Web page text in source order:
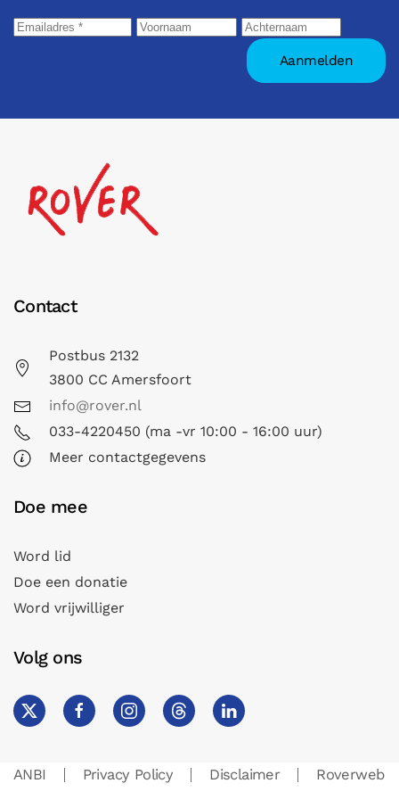
Contact
Postbus 2132
3800 CC Amersfoort
info@rover.nl
033-4220450 (ma -vr 10:00 - 16:00 uur)
Meer contactgegevens
Doe mee
Word lid
Doe een donatie
Word vrijwilliger
Volg ons
ANBI Privacy Policy Disclaimer Roverweb